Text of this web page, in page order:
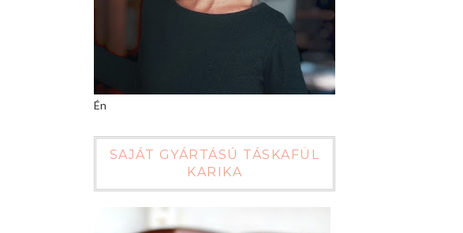
Én
SAJÁT GYÁRTÁSÚ TÁSKAFÜL
KARIKA